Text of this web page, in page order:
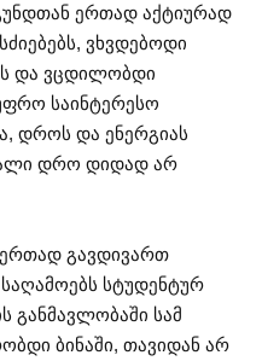
ერთად აქტიურად
ვხვდებოდი
და ვცდილობდი
საინტერესო
დროს და ენერგიას
დრო დიდად არ
ერთად გავდივართ
სტუდენტურ
განმავლობაში სამ
ბინაში, თავიდან არ